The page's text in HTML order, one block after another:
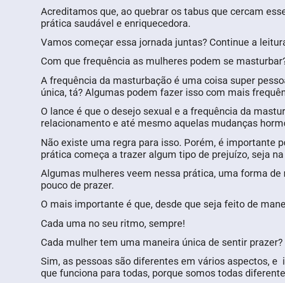
Acreditamos que, ao quebrar os tabus que cercam
prática saudável e enriquecedora.
Vamos começar essa jornada juntas? Continue a
Com que frequência as mulheres podem se
A frequência da masturbação é uma coisa super
única, tá? Algumas podem fazer isso com mais
O lance é que o desejo sexual e a frequência da
relacionamento e até mesmo aquelas mudanças
Não existe uma regra para isso. Porém, é importante
prática começa a trazer algum tipo de prejuízo, seja
Algumas mulheres veem nessa prática, uma forma
pouco de prazer.
O mais importante é que, desde que seja feito de
Cada uma no seu ritmo, sempre!
Cada mulher tem uma maneira única de sentir prazer?
Sim, as pessoas são diferentes em vários aspectos,
que funciona para todas, porque somos todas